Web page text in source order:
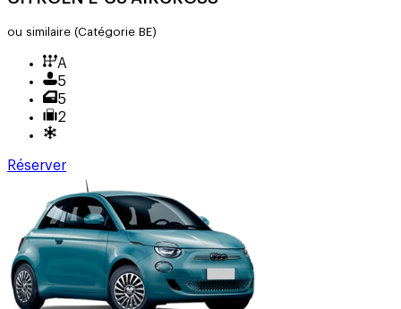
ou similaire (Catégorie BE)
A
5
5
2
Réserver